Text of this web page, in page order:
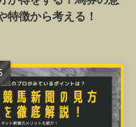
特徴から考える！